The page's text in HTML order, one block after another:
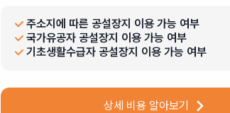
주소지에 따른 공설장지 이용 가능 여부
국가유공자 공설장지 이용 가능 여부
기초생활수급자 공설장지 이용 가능 여부
상세 비용 알아보기